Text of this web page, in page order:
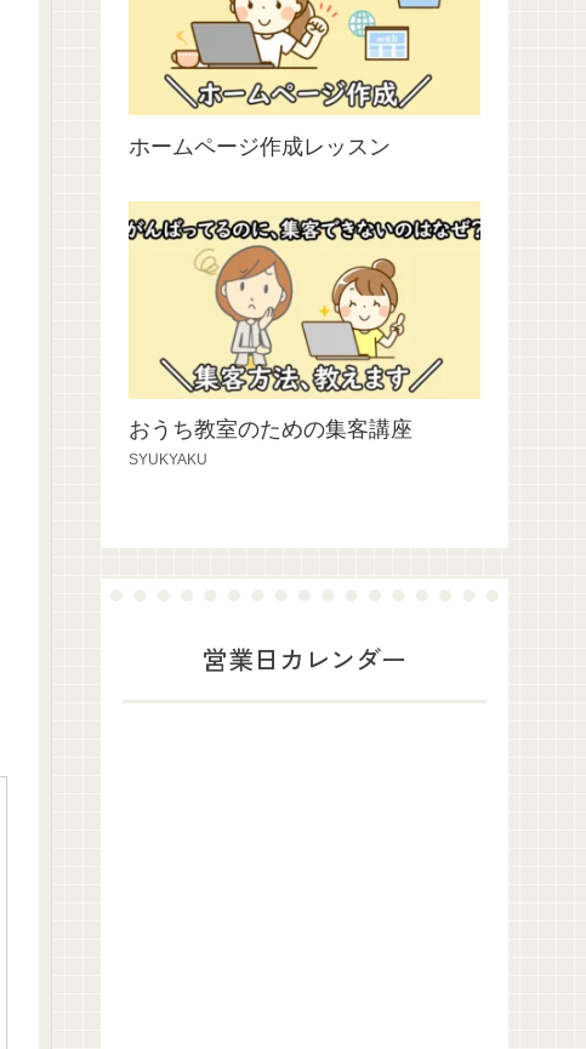
ホームページ作成レッスン
おうち教室のための集客講座
SYUKYAKU
営業日カレンダー